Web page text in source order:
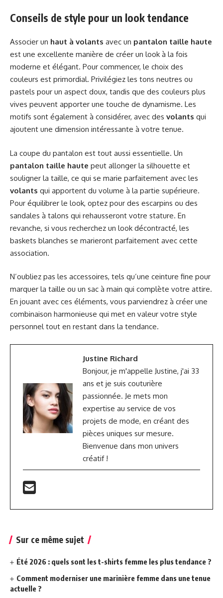
Conseils de style pour un look tendance
Associer un haut à volants avec un pantalon taille haute
est une excellente manière de créer un look à la fois
moderne et élégant. Pour commencer, le choix des
couleurs est primordial. Privilégiez les tons neutres ou
pastels pour un aspect doux, tandis que des couleurs plus
vives peuvent apporter une touche de dynamisme. Les
motifs sont également à considérer, avec des volants qui
ajoutent une dimension intéressante à votre tenue.
La coupe du pantalon est tout aussi essentielle. Un
pantalon taille haute peut allonger la silhouette et
souligner la taille, ce qui se marie parfaitement avec les
volants qui apportent du volume à la partie supérieure.
Pour équilibrer le look, optez pour des escarpins ou des
sandales à talons qui rehausseront votre stature. En
revanche, si vous recherchez un look décontracté, les
baskets blanches se marieront parfaitement avec cette
association.
N’oubliez pas les accessoires, tels qu’une ceinture fine pour
marquer la taille ou un sac à main qui complète votre attire.
En jouant avec ces éléments, vous parviendrez à créer une
combinaison harmonieuse qui met en valeur votre style
personnel tout en restant dans la tendance.
Justine Richard
Bonjour, je m'appelle Justine, j'ai 33
ans et je suis couturière
passionnée. Je mets mon
expertise au service de vos
projets de mode, en créant des
pièces uniques sur mesure.
Bienvenue dans mon univers
créatif !
Sur ce même sujet
Été 2026 : quels sont les t-shirts femme les plus tendance ?
Comment moderniser une marinière femme dans une tenue
actuelle ?